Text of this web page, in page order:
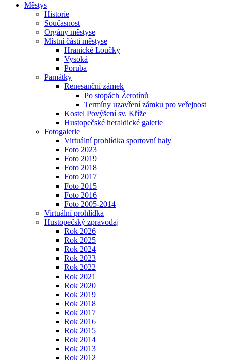
Městys
Historie
Současnost
Orgány městyse
Místní části městyse
Hranické Loučky
Vysoká
Poruba
Památky
Renesanční zámek
Po stopách Žerotínů
Termíny uzavření zámku pro veřejnost
Kostel Povýšení sv. Kříže
Hustopečské heraldické galerie
Fotogalerie
Virtuální prohlídka sportovní haly
Foto 2023
Foto 2019
Foto 2018
Foto 2017
Foto 2015
Foto 2016
Foto 2005-2014
Virtuální prohlídka
Hustopečský zpravodaj
Rok 2026
Rok 2025
Rok 2024
Rok 2023
Rok 2022
Rok 2021
Rok 2020
Rok 2019
Rok 2018
Rok 2017
Rok 2016
Rok 2015
Rok 2014
Rok 2013
Rok 2012